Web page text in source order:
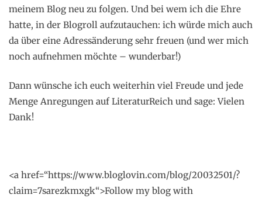
meinem Blog neu zu folgen. Und bei wem ich die Ehre
hatte, in der Blogroll aufzutauchen: ich würde mich auch
da über eine Adressänderung sehr freuen (und wer mich
noch aufnehmen möchte – wunderbar!)
Dann wünsche ich euch weiterhin viel Freude und jede
Menge Anregungen auf LiteraturReich und sage: Vielen
Dank!
<a href=“https://www.bloglovin.com/blog/20032501/?
claim=7sarezkmxgk“>Follow my blog with